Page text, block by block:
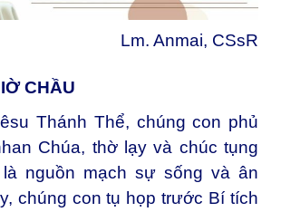
Lm. Anmai, CSsR
CHẦU
Thánh Thể, chúng con phủ
Chúa, thờ lạy và chúc tụng
nguồn mạch sự sống và ân
chúng con tụ họp trước Bí tích